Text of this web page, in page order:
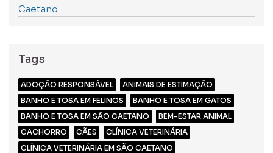
Caetano
Tags
ADOÇÃO RESPONSÁVEL
ANIMAIS DE ESTIMAÇÃO
BANHO E TOSA EM FELINOS
BANHO E TOSA EM GATOS
BANHO E TOSA EM SÃO CAETANO
BEM-ESTAR ANIMAL
CACHORRO
CÃES
CLÍNICA VETERINÁRIA
CLÍNICA VETERINÁRIA EM SÃO CAETANO